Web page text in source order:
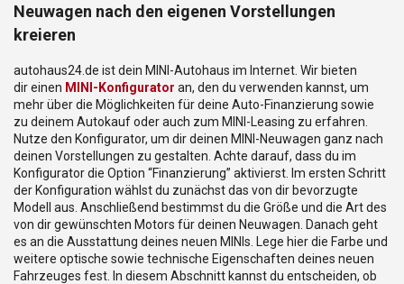
Neuwagen nach den eigenen Vorstellungen
kreieren
autohaus24.de ist dein MINI-Autohaus im Internet. Wir bieten
dir einen MINI-Konfigurator an, den du verwenden kannst, um
mehr über die Möglichkeiten für deine Auto-Finanzierung sowie
zu deinem Autokauf oder auch zum MINI-Leasing zu erfahren.
Nutze den Konfigurator, um dir deinen MINI-Neuwagen ganz nach
deinen Vorstellungen zu gestalten. Achte darauf, dass du im
Konfigurator die Option “Finanzierung” aktivierst. Im ersten Schritt
der Konfiguration wählst du zunächst das von dir bevorzugte
Modell aus. Anschließend bestimmst du die Größe und die Art des
von dir gewünschten Motors für deinen Neuwagen. Danach geht
es an die Ausstattung deines neuen MINIs. Lege hier die Farbe und
weitere optische sowie technische Eigenschaften deines neuen
Fahrzeuges fest. In diesem Abschnitt kannst du entscheiden, ob